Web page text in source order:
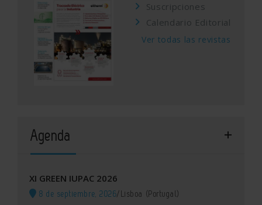
Suscripciones
Calendario Editorial
Ver todas las revistas
Agenda
XI GREEN IUPAC 2026
8 de septiembre, 2026/Lisboa (Portugal)